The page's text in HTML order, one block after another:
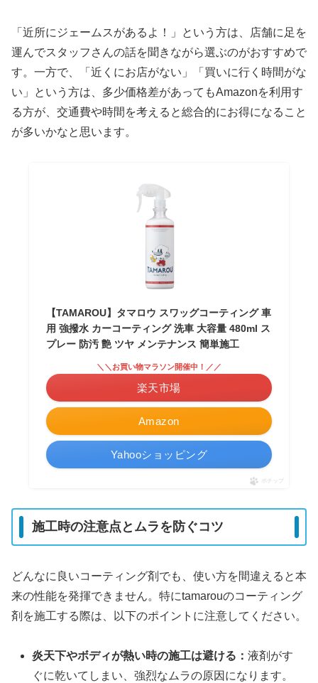
「近所にジェームスがあるよ！」という方は、店舗に足を
運んでスタッフさんの話を聞きながら選ぶのがおすすめで
す。一方で、「近くにお店がない」「買いに行く時間がな
い」という方は、多少価格差があってもAmazonを利用す
る方が、交通費や時間を考えると総合的にお得になること
が多いかなと思います。
【TAMAROU】タマロウ スワッグコーティング 車
用 強撥水 カーコーティング 洗車 大容量 480ml ス
プレー 防汚 艶 ツヤ メンテナンス 簡単施工
Amazon
＼＼お買い物マラソン開催中！／／
楽天市場
Yahooショッピング
ポチップ
施工時の注意点とムラを防ぐコツ
どんなに良いコーティング剤でも、使い方を間違えると本
来の性能を発揮できません。特にtamarouのコーティング
剤を施工する際は、以下のポイントに注意してください。
炎天下やボディが熱い時の施工は避ける：液剤がす
ぐに乾いてしまい、強烈なムラの原因になります。